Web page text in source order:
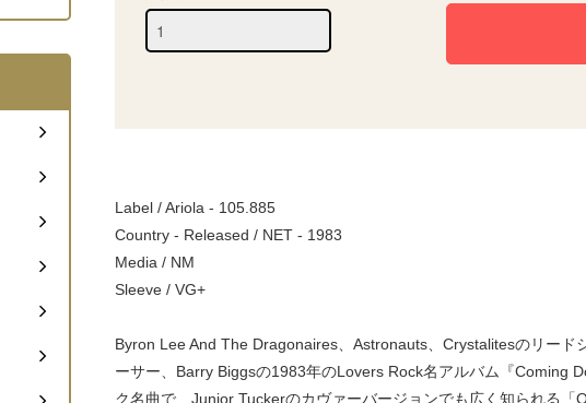
Label / Ariola - 105.885
Country - Released / NET - 1983
Media / NM
Sleeve / VG+
Byron Lee And The Dragonaires、Astronauts、Crystalitesのリー
ーサー、Barry Biggsの1983年のLovers Rock名アルバム『Coming
ク名曲で、Junior Tuckerのカヴァーバージョンでも広く知られる